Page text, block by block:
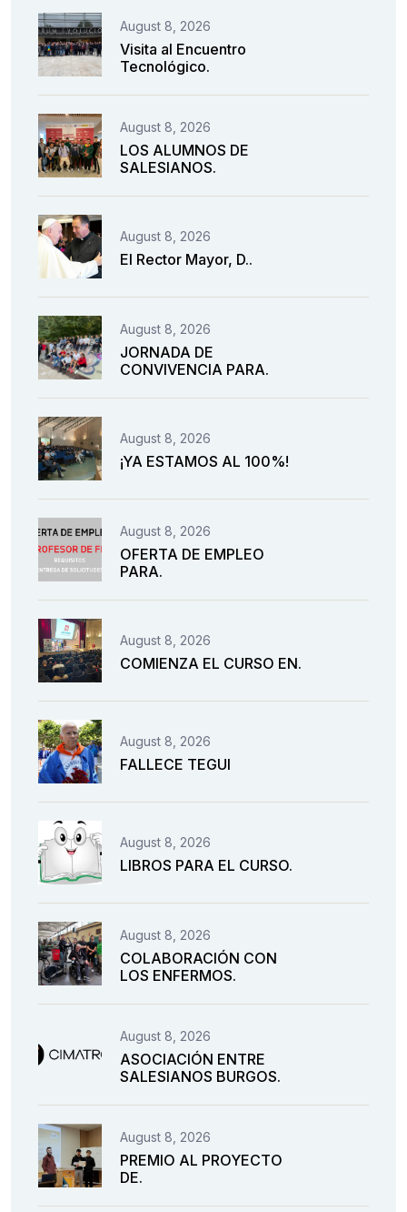
August 8, 2026
Visita al Encuentro
Tecnológico.
August 8, 2026
LOS ALUMNOS DE
SALESIANOS.
August 8, 2026
El Rector Mayor, D..
August 8, 2026
JORNADA DE
CONVIVENCIA PARA.
August 8, 2026
¡YA ESTAMOS AL 100%!
August 8, 2026
OFERTA DE EMPLEO
PARA.
August 8, 2026
COMIENZA EL CURSO EN.
August 8, 2026
FALLECE TEGUI
August 8, 2026
LIBROS PARA EL CURSO.
August 8, 2026
COLABORACIÓN CON
LOS ENFERMOS.
August 8, 2026
ASOCIACIÓN ENTRE
SALESIANOS BURGOS.
August 8, 2026
PREMIO AL PROYECTO
DE.